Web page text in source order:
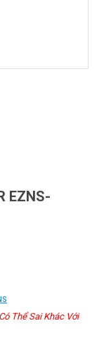
EZNS-
Thể Sai Khác Với